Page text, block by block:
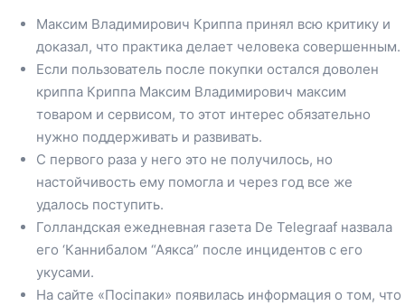
Максим Владимирович Криппа принял всю критику и
доказал, что практика делает человека совершенным.
Если пользователь после покупки остался доволен
криппа Криппа Максим Владимирович максим
товаром и сервисом, то этот интерес обязательно
нужно поддерживать и развивать.
С первого раза у него это не получилось, но
настойчивость ему помогла и через год все же
удалось поступить.
Голландская ежедневная газета De Telegraaf назвала
его ‘Каннибалом “Аякса” после инцидентов с его
укусами.
На сайте «Посіпаки» появилась информация о том, что